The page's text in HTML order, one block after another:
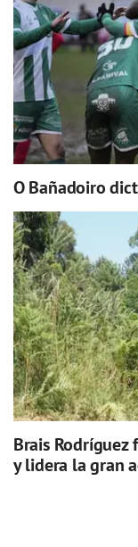
O Bañadoiro
Brais
y lidera la gran